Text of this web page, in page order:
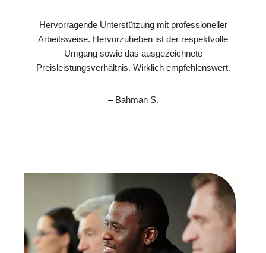
Hervorragende Unterstützung mit professioneller
Arbeitsweise. Hervorzuheben ist der respektvolle
Umgang sowie das ausgezeichnete
Preisleistungsverhältnis. Wirklich empfehlenswert.
– Bahman S.